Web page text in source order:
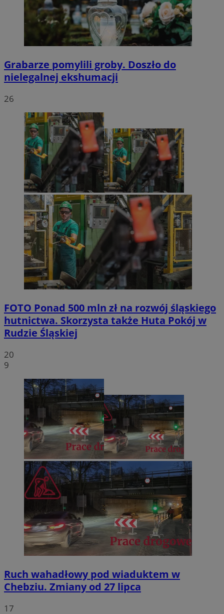
Grabarze pomylili groby. Doszło do
nielegalnej ekshumacji
26
FOTO Ponad 500 mln zł na rozwój śląskiego
hutnictwa. Skorzysta także Huta Pokój w
Rudzie Śląskiej
20
9
Ruch wahadłowy pod wiaduktem w
Chebziu. Zmiany od 27 lipca
17